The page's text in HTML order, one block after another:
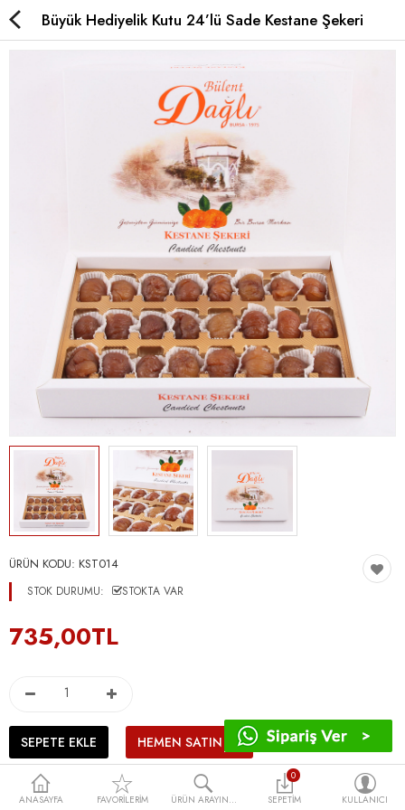
Çikolatalı Kestane Şekeri
Sade Kestane Şekeri
Kavanoz Kestane Şekeri
Special Kestane Şekeri
Karyokalar
Hediyelik
Yurt Dışı
ANASAYFA FAVORILERIM ÜRÜN ARAYIN...
0
SEPETIM
KULLANICI
Büyük Hediyelik Kutu 24’lü Sade Kestane Şekeri
ÜRÜN KODU: KST014
STOK DURUMU: STOKTA VAR
735,00TL